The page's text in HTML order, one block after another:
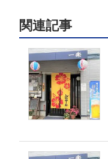
関連記事